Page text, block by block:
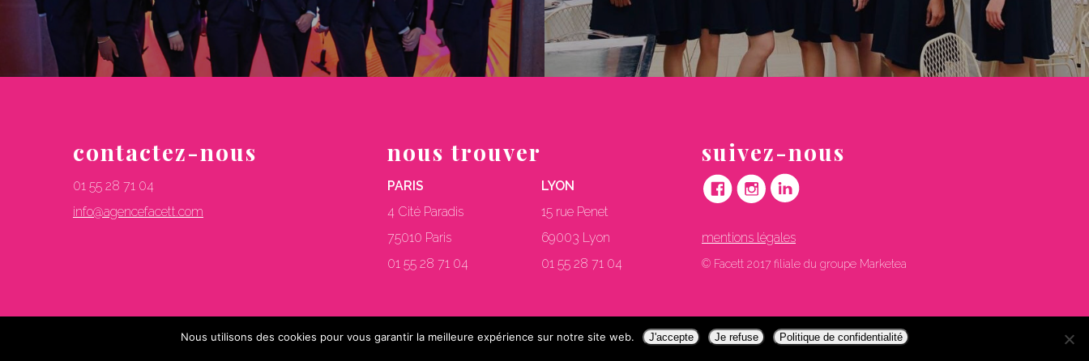
contactez-nous
01 55 28 71 04
info@agencefacett.com
nous trouver
PARIS
4 Cité Paradis
75010 Paris
01 55 28 71 04
LYON
15 rue Penet
69003 Lyon
01 55 28 71 04
suivez-nous
mentions légales
© Facett 2017 filiale du groupe Marketea
Nous utilisons des cookies pour vous garantir la meilleure expérience sur notre site web. J'accepte Je refuse Politique de confidentialité